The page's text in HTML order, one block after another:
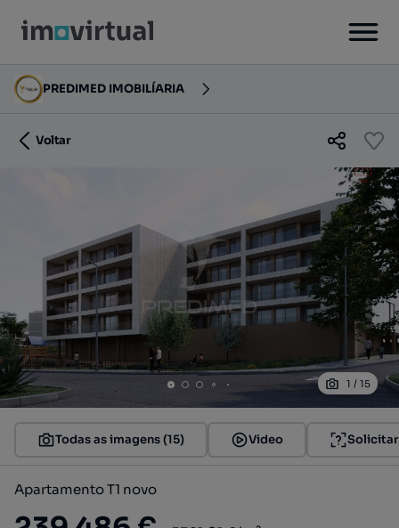
PREDIMED IMOBILÍARIA
Voltar
1 / 15
Todas as imagens (15) Video
Apartamento T1 novo